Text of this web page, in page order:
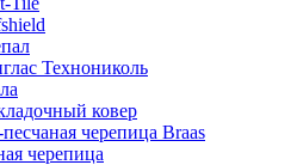
Технониколь
ковер
черепица Braas
черепица